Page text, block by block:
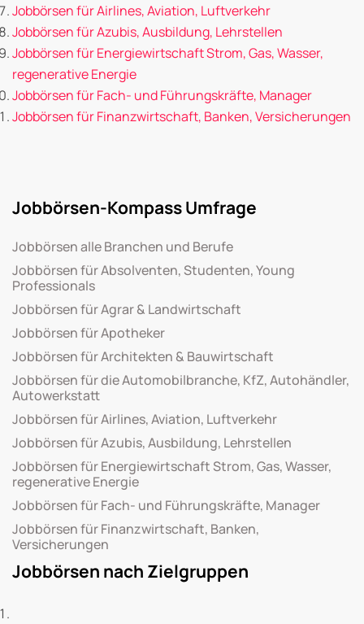
Jobbörsen für Airlines, Aviation, Luftverkehr
Jobbörsen für Azubis, Ausbildung, Lehrstellen
Jobbörsen für Energiewirtschaft Strom, Gas, Wasser,
regenerative Energie
Jobbörsen für Fach- und Führungskräfte, Manager
Jobbörsen für Finanzwirtschaft, Banken, Versicherungen
Jobbörsen-Kompass Umfrage
Jobbörsen alle Branchen und Berufe
Jobbörsen für Absolventen, Studenten, Young
Professionals
Jobbörsen für Agrar & Landwirtschaft
Jobbörsen für Apotheker
Jobbörsen für Architekten & Bauwirtschaft
Jobbörsen für die Automobilbranche, KfZ, Autohändler,
Autowerkstatt
Jobbörsen für Airlines, Aviation, Luftverkehr
Jobbörsen für Azubis, Ausbildung, Lehrstellen
Jobbörsen für Energiewirtschaft Strom, Gas, Wasser,
regenerative Energie
Jobbörsen für Fach- und Führungskräfte, Manager
Jobbörsen für Finanzwirtschaft, Banken,
Versicherungen
Jobbörsen nach Zielgruppen